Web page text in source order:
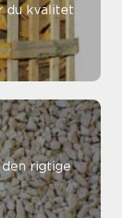
du kvalitet
rigtige